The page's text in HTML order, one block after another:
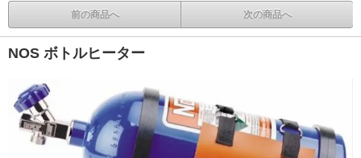
前の商品へ 次の商品へ
NOS ボトルヒーター